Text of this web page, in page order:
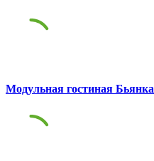
Модульная гостиная Бьянка